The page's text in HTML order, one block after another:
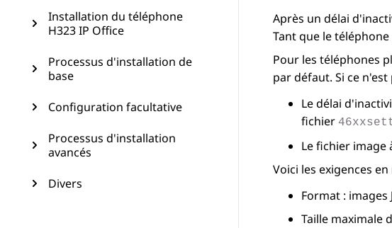
Installation du téléphone
H323 IP Office
Processus d'installation de
base
Configuration facultative
Processus d'installation
avancés
Divers
Après un délai
Tant que le
Pour les téléphones
par défaut. Si ce n'est
Le délai
fichier
Le fichier
Voici les exigences
Format : images
Taille maximale